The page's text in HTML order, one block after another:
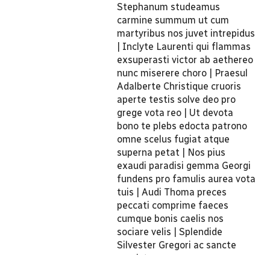
Stephanum studeamus
carmine summum ut cum
martyribus nos juvet intrepidus
| Inclyte Laurenti qui flammas
exsuperasti victor ab aethereo
nunc miserere choro | Praesul
Adalberte Christique cruoris
aperte testis solve deo pro
grege vota reo | Ut devota
bono te plebs edocta patrono
omne scelus fugiat atque
superna petat | Nos pius
exaudi paradisi gemma Georgi
fundens pro famulis aurea vota
tuis | Audi Thoma preces
peccati comprime faeces
cumque bonis caelis nos
sociare velis | Splendide
Silvester Gregori ac sancte